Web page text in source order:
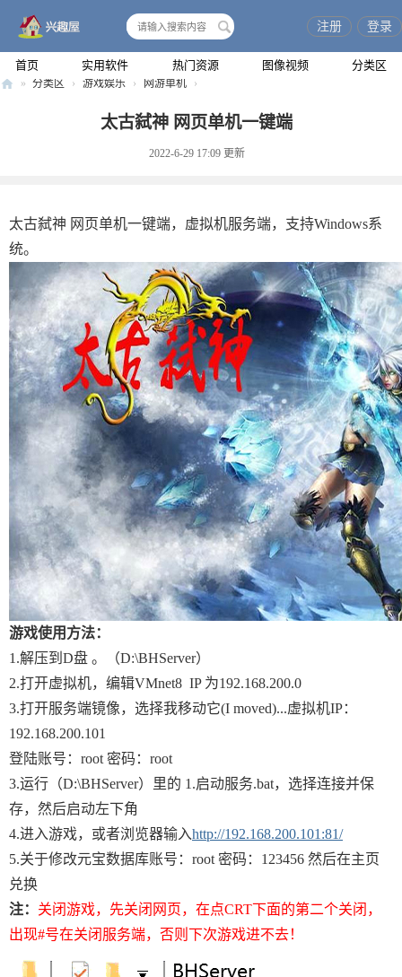
首页 实用软件 热门资源 图像视频 分类区
注册 登录
» 分类区 › 游戏娱乐 › 网游单机 ›
太古弑神 网页单机一键端
2022-6-29 17:09 更新
太古弑神 网页单机一键端，虚拟机服务端，支持Windows系
统。
游戏使用方法：
1.解压到D盘 。（D:\BHServer）
2.打开虚拟机，编辑VMnet8 IP 为192.168.200.0
3.打开服务端镜像，选择我移动它(I moved)...虚拟机IP：
192.168.200.101
登陆账号：root 密码：root
3.运行（D:\BHServer）里的 1.启动服务.bat，选择连接并保
存，然后启动左下角
4.进入游戏，或者浏览器输入http://192.168.200.101:81/
5.关于修改元宝数据库账号：root 密码：123456 然后在主页
兑换
注： 关闭游戏，先关闭网页，在点CRT下面的第二个关闭，
出现#号在关闭服务端，否则下次游戏进不去！